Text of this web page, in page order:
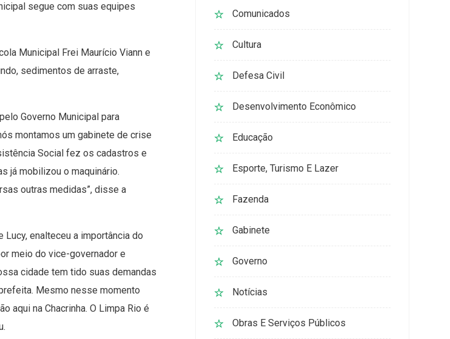
segue com suas equipes
Municipal Frei Maurício Viann e
sedimentos de arraste,
Governo Municipal para
montamos um gabinete de crise
Social fez os cadastros e
já mobilizou o maquinário.
outras medidas”, disse a
enalteceu a importância do
meio do vice-governador e
cidade tem tido suas demandas
Mesmo nesse momento
aqui na Chacrinha. O Limpa Rio é
Comunicados
Cultura
Defesa Civil
Desenvolvimento Econômico
Educação
Esporte, Turismo E Lazer
Fazenda
Gabinete
Governo
Notícias
Obras E Serviços Públicos